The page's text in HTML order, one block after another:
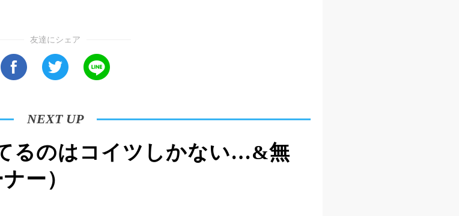
友達にシェア
NEXT UP
るのはコイツしかない…&無
ー）